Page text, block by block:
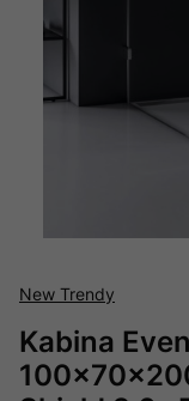
New Trendy
Kabina